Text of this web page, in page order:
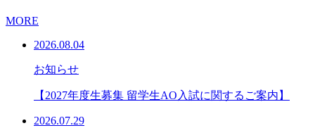
MORE
2026.08.04
お知らせ
【2027年度生募集 留学生AO入試に関するご案内】
2026.07.29